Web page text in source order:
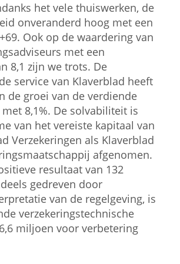
het vele thuiswerken, de
onveranderd hoog met een
Ook op de waardering van
met een
8,1 zijn we trots. De
service van Klaverblad heeft
de groei van de verdiende
8,1%. De solvabiliteit is
van het vereiste kapitaal van
Verzekeringen als Klaverblad
afgenomen.
resultaat van 132
gedreven door
van de regelgeving, is
verzekeringstechnische
miljoen voor verbetering
Klaverblad Verzekeringen